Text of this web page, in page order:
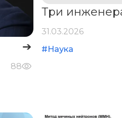
➔
88
31.03.2026
#Наука